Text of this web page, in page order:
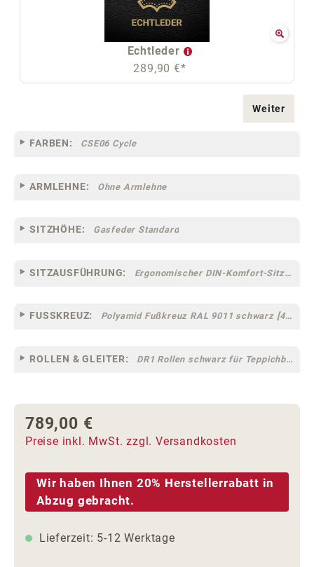
Echtleder
289,90 €*
Weiter
FARBEN: CSE06 Cycle
ARMLEHNE: Ohne Armlehne
SITZHÖHE: Gasfeder Standard
SITZAUSFÜHRUNG: Ergonomischer DIN-Komfort-Sitz [75]
FUSSKREUZ: Polyamid Fußkreuz RAL 9011 schwarz [44]
ROLLEN & GLEITER: DR1 Rollen schwarz für Teppichböden [10]
Regulärer Preis:
789,00 €
Preise inkl. MwSt. zzgl. Versandkosten
Wir haben Ihnen 20% Herstellerrabatt in
Abzug gebracht.
Lieferzeit: 5-12 Werktage